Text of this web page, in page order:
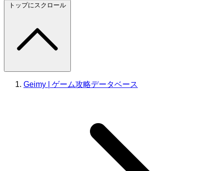
トップにスクロール
Geimy | ゲーム攻略データベース